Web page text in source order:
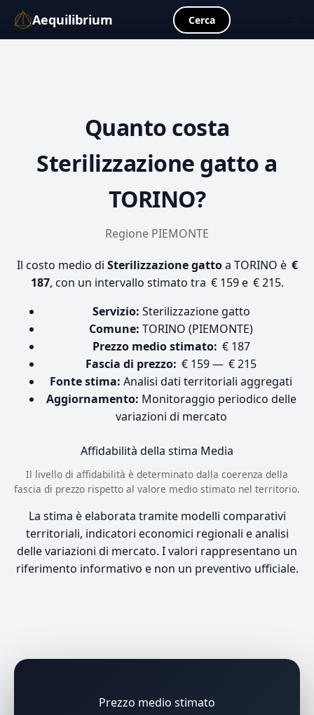
Aequilibrium Cerca
Quanto costa
Sterilizzazione gatto a
TORINO?
Regione PIEMONTE
Il costo medio di Sterilizzazione gattoa TORINO è €
187, con un intervallo stimato tra € 159 e € 215.
Servizio: Sterilizzazione gatto
Comune: TORINO (PIEMONTE)
Prezzo medio stimato: € 187
Fascia di prezzo: € 159 — € 215
Fonte stima: Analisi dati territoriali aggregati
Aggiornamento: Monitoraggio periodico delle
variazioni di mercato
Affidabilità della stima Media
Il livello di affidabilità è determinato dalla coerenza della
fascia di prezzo rispetto al valore medio stimato nel territorio.
La stima è elaborata tramite modelli comparativi
territoriali, indicatori economici regionali e analisi
delle variazioni di mercato. I valori rappresentano un
riferimento informativo e non un preventivo ufficiale.
Prezzo medio stimato